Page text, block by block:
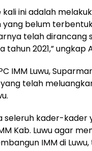
ini adalah
belum
telah dirancang
2021,” ungkap
IMM Luwu,
yang telah
seleruh kader-
Kab. Luwu agar
IMM di